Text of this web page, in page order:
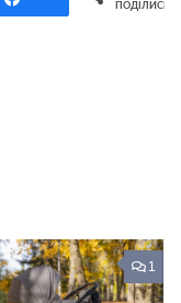
ПОДІЛИСЬ
1